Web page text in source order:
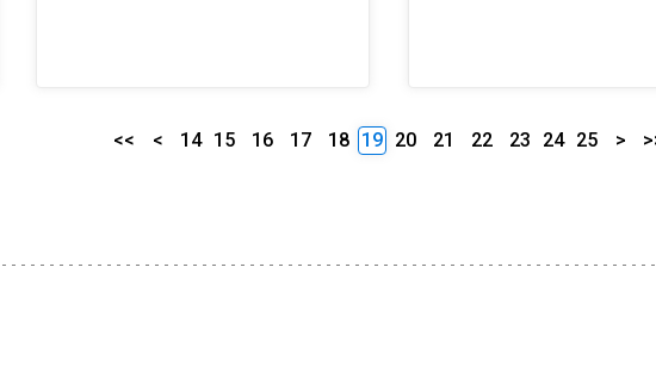
<< < 14 15 16 17 18 19 20 21 22 23 24 25 >